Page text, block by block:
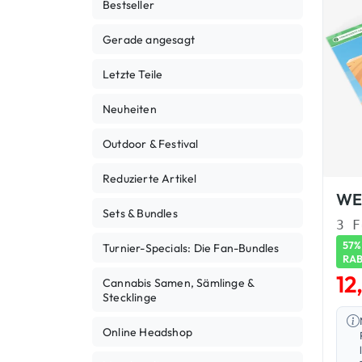
Bestseller
Gerade angesagt
Letzte Teile
Neuheiten
Outdoor & Festival
Reduzierte Artikel
Sets & Bundles
Turnier-Specials: Die Fan-Bundles
Cannabis Samen, Sämlinge &
Stecklinge
Online Headshop
57%